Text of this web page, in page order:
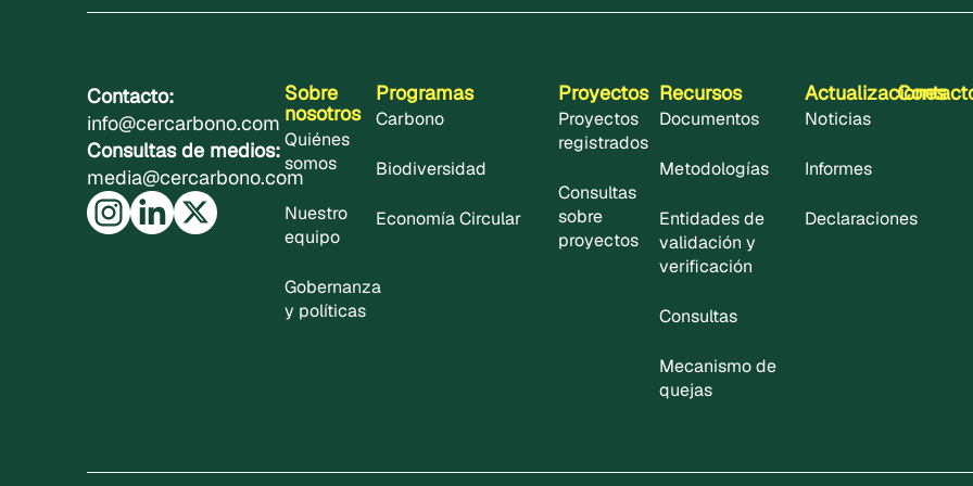
Contacto:
info@cercarbono.com
Consultas de medios:
media@cercarbono.com
Sobre
nosotros
Quiénes
somos
Nuestro
equipo
Gobernanza
y políticas
Programas
Carbono
Biodiversidad
Economía Circular
Proyectos
Proyectos
registrados
Consultas
sobre
proyectos
Recursos
Documentos
Metodologías
Entidades de
validación y
verificación
Consultas
Mecanismo de
quejas
Actualizaciones
Noticias
Informes
Declaraciones